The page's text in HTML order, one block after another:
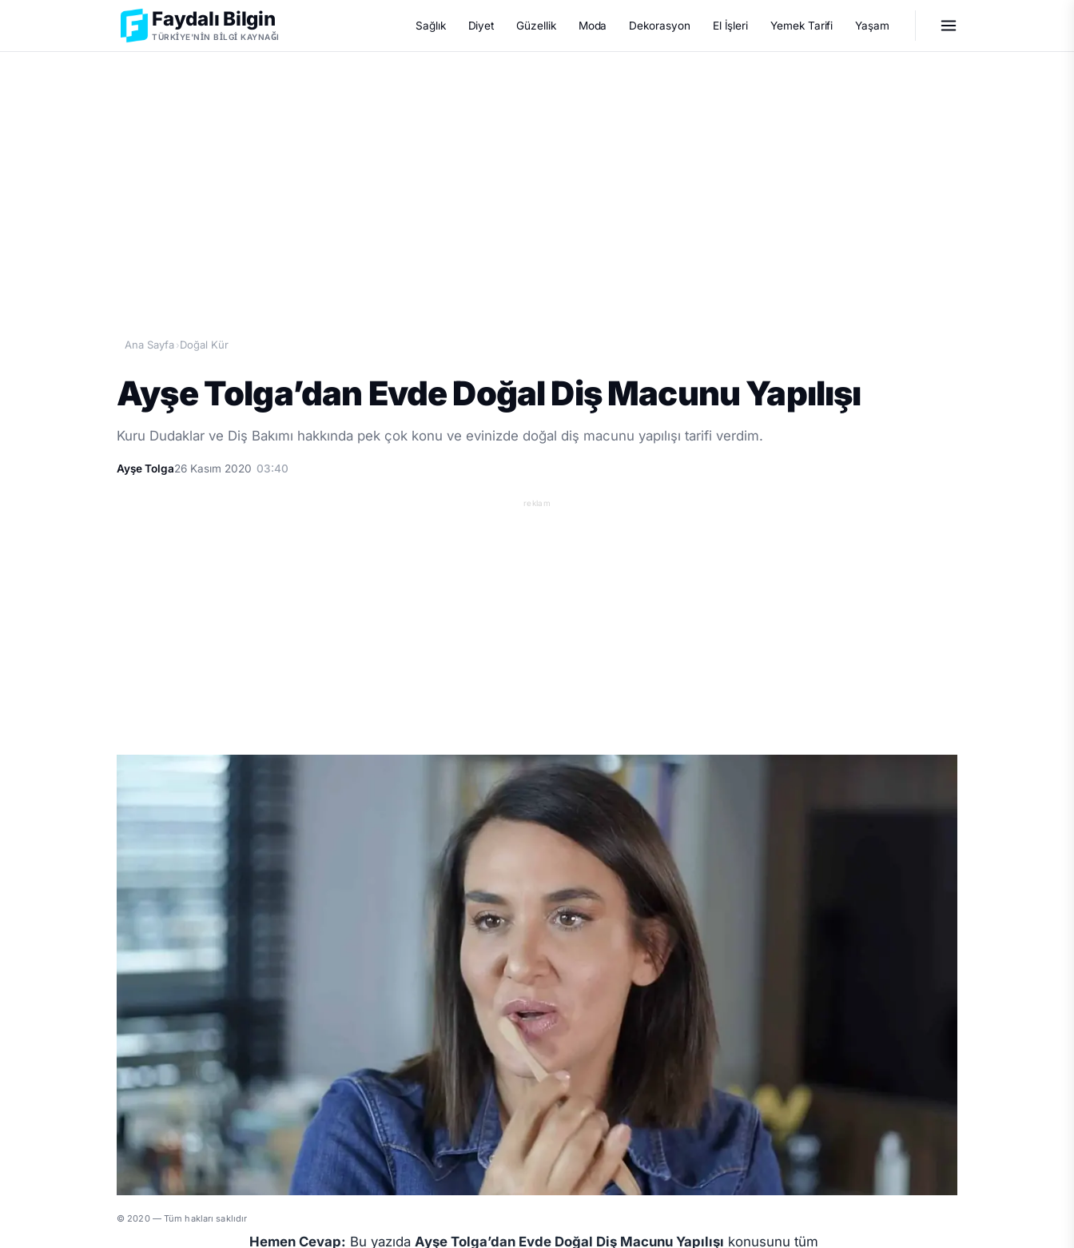
Faydalı Bilgin
TÜRKIYE'NIN BILGI KAYNAĞI
Sağlık Diyet Güzellik Moda Dekorasyon El İşleri Yemek Tarifi Yaşam
Ana Sayfa ›Doğal Kür
Ayşe Tolga’dan Evde Doğal Diş Macunu Yapılışı
Kuru Dudaklar ve Diş Bakımı hakkında pek çok konu ve evinizde doğal diş macunu yapılışı tarifi verdim.
Ayşe Tolga26 Kasım 2020 03:40
reklam
© 2020 — Tüm hakları saklıdır
Hemen Cevap: Bu yazıda Ayşe Tolga’dan Evde Doğal Diş Macunu Yapılışı konusunu tüm